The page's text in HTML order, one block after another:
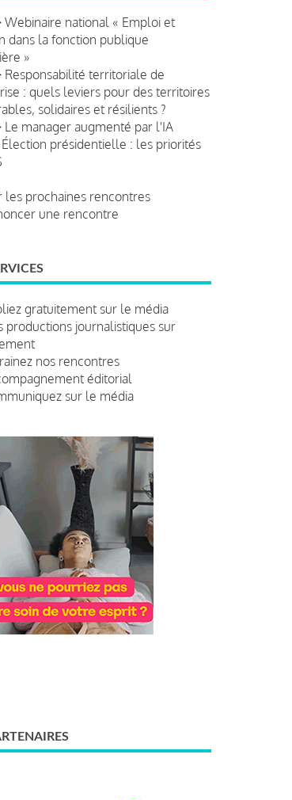
Webinaire national « Emploi et
dans la fonction publique
»
Responsabilité territoriale de
: quels leviers pour des territoires
solidaires et résilients ?
Le manager augmenté par l'IA
Élection présidentielle : les priorités
les prochaines rencontres
une rencontre
gratuitement sur le média
productions journalistiques sur
nos rencontres
éditorial
sur le média